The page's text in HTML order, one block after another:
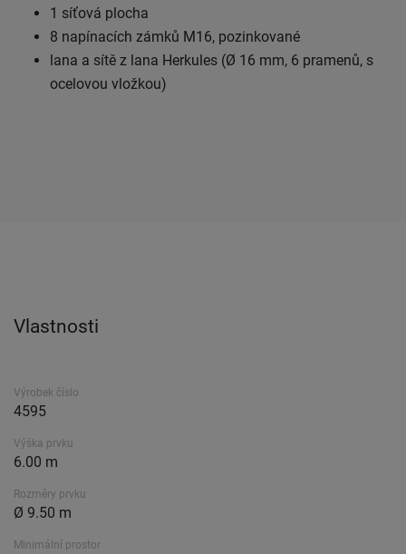
1 síťová plocha
8 napínacích zámků M16, pozinkované
lana a sítě z lana Herkules (Ø 16 mm, 6 pramenů, s
ocelovou vložkou)
Vlastnosti
Výrobek číslo
4595
Výška prvku
6.00 m
Rozměry prvku
Ø 9.50 m
Minimální prostor